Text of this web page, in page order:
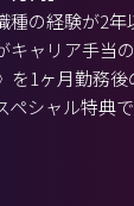
種の経験が2
ャリア手当
を1ヶ月勤務
シャル特典で